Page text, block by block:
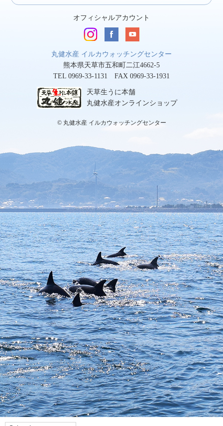
オフィシャルアカウント
丸健水産 イルカウォッチングセンター
熊本県天草市五和町二江4662-5
TEL 0969-33-1131 FAX 0969-33-1931
天草生うに本舗
丸健水産オンラインショップ
© 丸健水産 イルカウォッチングセンター